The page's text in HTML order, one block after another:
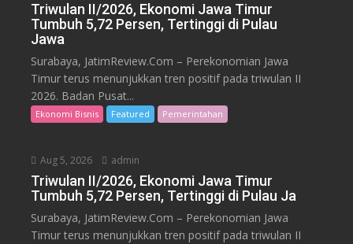
Triwulan II/2026, Ekonomi Jawa Timur
Tumbuh 5,72 Persen, Tertinggi di Pulau
Jawa
Surabaya, JatimReview.Com – Perekonomian Jawa
Timur terus menunjukkan tren positif pada triwulan II
2026. Badan Pusat...
Ekonomi Bisnis Featured Pemerintahan
Aug 5, 2026 admin
Triwulan II/2026, Ekonomi Jawa Timur
Tumbuh 5,72 Persen, Tertinggi di Pulau Ja
Surabaya, JatimReview.Com – Perekonomian Jawa
Timur terus menunjukkan tren positif pada triwulan II